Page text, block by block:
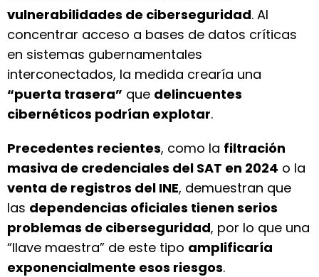
vulnerabilidades de ciberseguridad. Al
concentrar acceso a bases de datos críticas
en sistemas gubernamentales
interconectados, la medida crearía una
“puerta trasera” que delincuentes
cibernéticos podrían explotar.
Precedentes recientes, como la filtración
masiva de credenciales del SAT en 2024 o la
venta de registros del INE, demuestran que
las dependencias oficiales tienen serios
problemas de ciberseguridad, por lo que una
“llave maestra” de este tipo amplificaría
exponencialmente esos riesgos.